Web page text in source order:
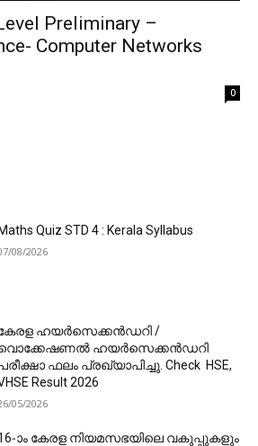
Preliminary –
Computer Networks
0
Maths Quiz STD 4 : Kerala Syllabus
08/2026
ഹയർസെക്കൻഡറി /
ഹയർസെക്കൻഡറി
ഫലം പ്രഖ്യാപിച്ചു. Check HSE,
Result 2026
05/2026
ാം കേരള നിയമസഭയിലെ വകുപ്പുകളും